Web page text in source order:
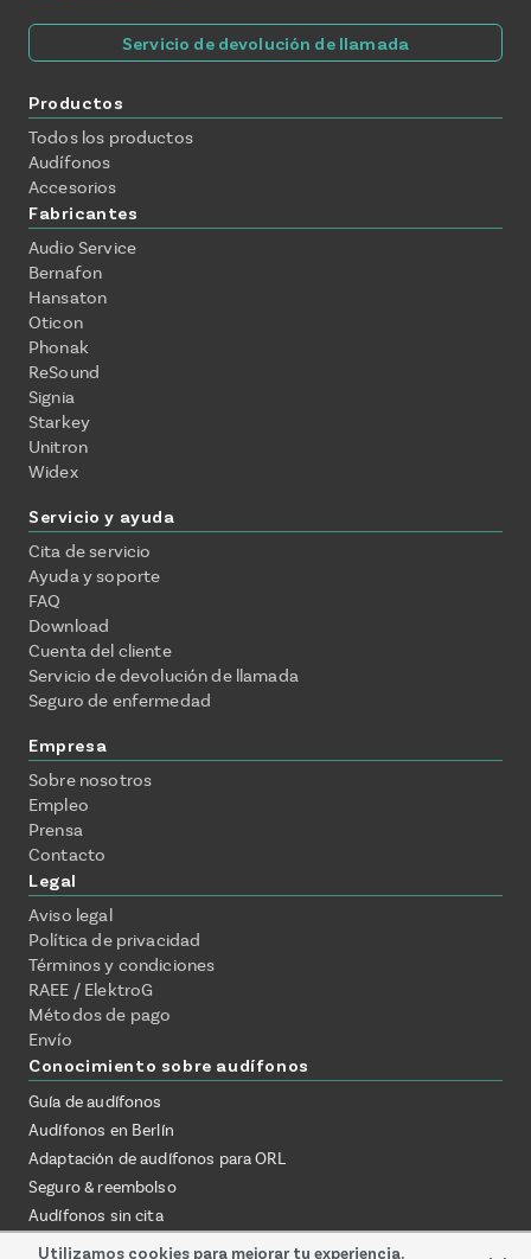
Utilizamos cookies para mejorar tu experiencia.
Servicio de devolución de llamada
Productos
Todos los productos
Audífonos
Accesorios
Fabricantes
Audio Service
Bernafon
Hansaton
Oticon
Phonak
ReSound
Signia
Starkey
Unitron
Widex
Servicio y ayuda
Cita de servicio
Ayuda y soporte
FAQ
Download
Cuenta del cliente
Servicio de devolución de llamada
Seguro de enfermedad
Empresa
Sobre nosotros
Empleo
Prensa
Contacto
Legal
Aviso legal
Política de privacidad
Términos y condiciones
RAEE / ElektroG
Métodos de pago
Envío
Conocimiento sobre audífonos
Guía de audífonos
Audífonos en Berlín
Adaptación de audífonos para ORL
Seguro & reembolso
Audífonos sin cita
Probar audífonos en casa